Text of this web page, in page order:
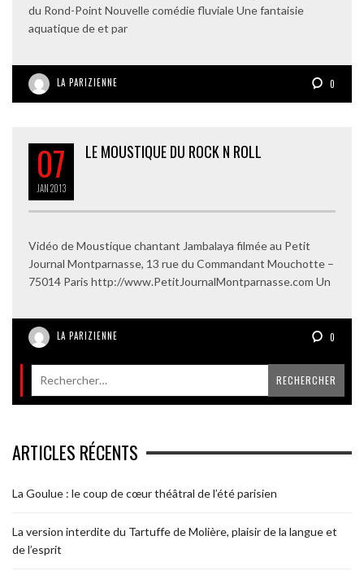
du Rond-Point Nouvelle comédie fluviale Une fantaisie
aquatique de et par
LA PARIZIENNE 0
07
JAN2013
LE MOUSTIQUE DU ROCK N ROLL
Vidéo de Moustique chantant Jambalaya filmée au Petit
Journal Montparnasse, 13 rue du Commandant Mouchotte –
75014 Paris http://www.PetitJournalMontparnasse.com Un
LA PARIZIENNE 0
ARTICLES RÉCENTS
La Goulue : le coup de cœur théâtral de l’été parisien
La version interdite du Tartuffe de Molière, plaisir de la langue et
de l’esprit